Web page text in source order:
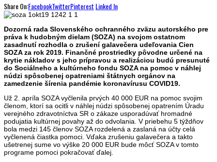
Share On:FacebookTwitterPinterest Linked In
Dozorná rada Slovenského ochranného zväzu autorského pre
práva k hudobným dielam (SOZA) na svojom ostatnom
zasadnutí rozhodla o zrušenígalavečera udeľovania Cien
SOZA za rok 2019. Finančné prostriedky pôvodne určené na
krytie nákladov s jeho prípravou a realizáciou budú presunuté
do Sociálneho a kultúrneho fondu SOZA na pomoc v náhlej
núdzi spôsobenej opatreniami štátnych orgánov na
zamedzenie šírenia pandémie koronavírusu COVID19.
Už 2. apríla SOZA vyčlenila prvých 40 000 EUR na pomoc svojim
členom, ktorí sa ocitli v náhlej núdzi spôsobenej opatrením Úradu
verejného zdravotníctva SR o zákaze usporadúvať hromadné
podujatia kultúrnej povahy až do odvolania. V priebehu 5 týždňov
bola medzi 145 členov SOZA rozdelená a zaslaná na účty celá
vyčlenená čiastka pomoci. Vďaka zrušeniu galavečera a takto
ušetrenej sume vo výške 20 000 EUR bude môcť SOZA v tomto
programe pomoci pokračovať ďalej.